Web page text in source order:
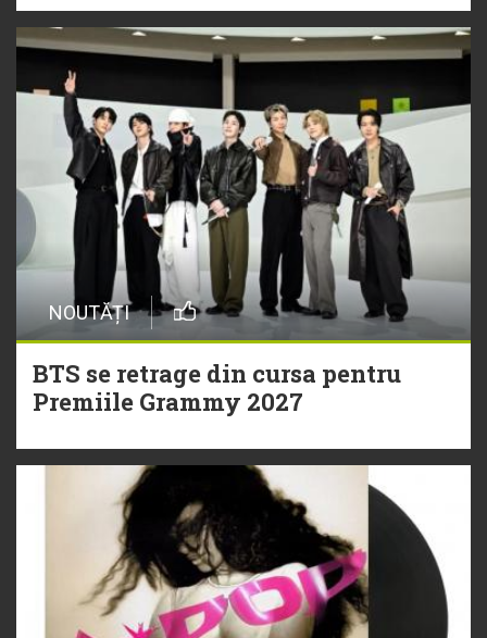
NOUTĂȚI
BTS se retrage din cursa pentru
Premiile Grammy 2027